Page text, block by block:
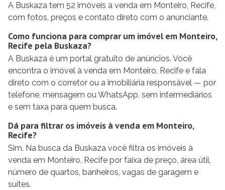
A Buskaza tem 52 imóveis à venda em Monteiro, Recife,
com fotos, preços e contato direto com o anunciante.
Como funciona para comprar um imóvel em Monteiro,
Recife pela Buskaza?
A Buskaza é um portal gratuito de anúncios. Você
encontra o imóvel à venda em Monteiro, Recife e fala
direto com o corretor ou a imobiliária responsável — por
telefone, mensagem ou WhatsApp, sem intermediários
e sem taxa para quem busca.
Dá para filtrar os imóveis à venda em Monteiro,
Recife?
Sim. Na busca da Buskaza você filtra os imóveis à
venda em Monteiro, Recife por faixa de preço, área útil,
número de quartos, banheiros, vagas de garagem e
suítes.